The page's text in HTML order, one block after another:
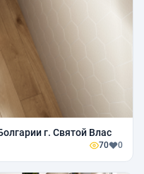
г. Святой Влас
70 0